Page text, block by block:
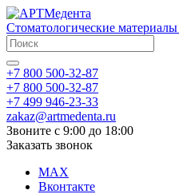
Стоматологические
+7 800 500-32-87
+7 800 500-32-87
+7 499 946-23-33
zakaz@artmedenta.ru
Звоните с 9:00 до 18:00
Заказать звонок
MAX
Вконтакте